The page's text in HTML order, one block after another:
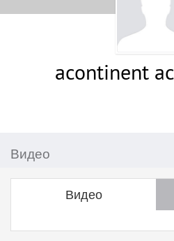
acontinent
Видео
Видео